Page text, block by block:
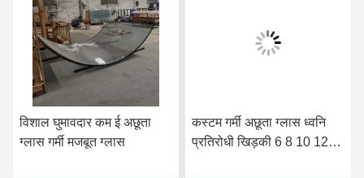
विशाल घुमावदार कम ई अछूता
ग्लास गर्मी मजबूत ग्लास
कस्टम गर्मी अछूता ग्लास ध्वनि
प्रतिरोधी खिड़की 6 8 10 12